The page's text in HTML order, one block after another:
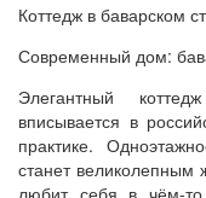
Коттедж в баварском
Современный дом:
Элегантный
вписывается в
практике.
станет
любит себя в чём-то